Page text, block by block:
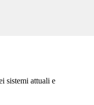
sistemi attuali e